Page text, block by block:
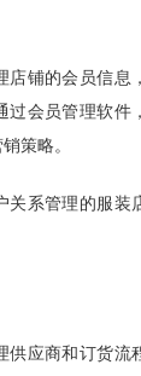
店铺的会员信息
过会员管理软件
策略。
关系管理的服装
供应商和订货流